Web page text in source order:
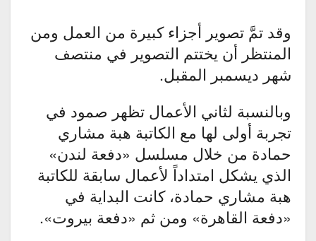
وقد تمَّ تصوير أجزاء كبيرة من العمل ومن
المنتظر أن يختتم التصوير في منتصف
شهر ديسمبر المقبل.
وبالنسبة لثاني الأعمال تظهر صمود في
تجربة أولى لها مع الكاتبة هبة مشاري
حمادة من خلال مسلسل «دفعة لندن»
الذي يشكل امتداداً لأعمال سابقة للكاتبة
هبة مشاري حمادة، كانت البداية في
«دفعة القاهرة» ومن ثم «دفعة بيروت».